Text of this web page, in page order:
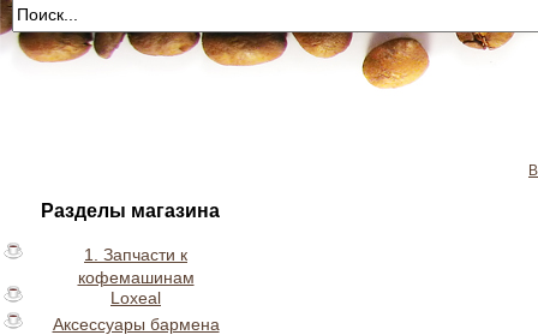
Разделы магазина
1. Запчасти к
кофемашинам
Loxeal
Аксессуары бармена